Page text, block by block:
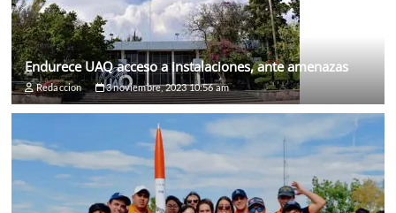
Endurece UAQ acceso a instalaciones, ante amenazas
Redaccion 3 noviembre, 2023 10:56 am